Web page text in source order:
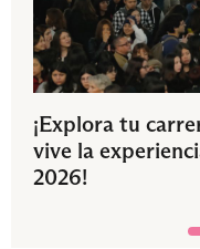
¡Explora tu
vive la
2026!